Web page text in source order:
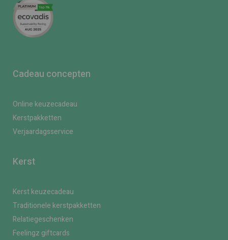
Cadeau concepten
Online keuzecadeau
Kerstpakketten
Verjaardagsservice
Kerst
Kerst keuzecadeau
Traditionele kerstpakketten
Relatiegeschenken
Feelingz giftcards